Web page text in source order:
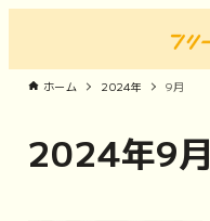
ホーム 2024年 9月
2024年9月